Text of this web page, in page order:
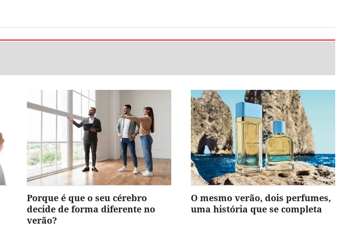
Porque é que o seu cérebro
decide de forma diferente no
verão?
O mesmo verão, dois perfumes,
uma história que se completa